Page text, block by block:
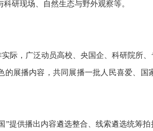
研现场、自然生态与野外观察等。
际，广泛动员高校、央国企、科研院所
的展播内容，共同展播一批人民喜爱、
”提供播出内容遴选整合、线索遴选统筹